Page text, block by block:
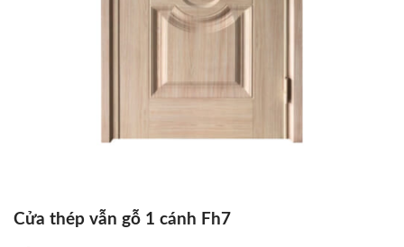
Cửa thép vẫn gỗ 1 cánh Fh7